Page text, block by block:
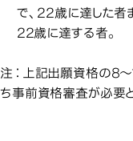
で、22歳に達した
22歳に達する者。
注：上記出願資格の8
ち事前資格審査が必要と